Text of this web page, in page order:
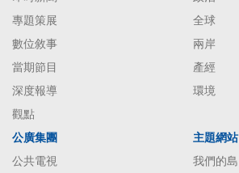
專題策展
數位敘事
當期節目
深度報導
觀點
全球
兩岸
產經
環境
公廣集團
公共電視
主題網站
我們的島